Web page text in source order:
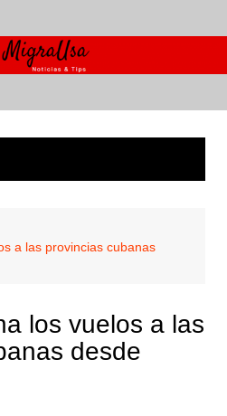
a las provincias cubanas
los vuelos a las
desde